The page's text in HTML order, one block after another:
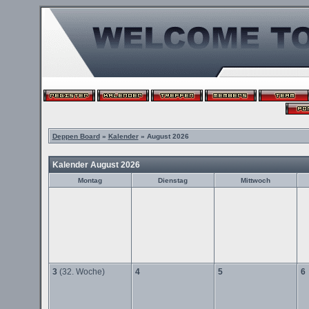
Deppen Board» Kalender» August 2026
Kalender August 2026
Montag Dienstag Mittwoch
3 (32. Woche) 4 5 6